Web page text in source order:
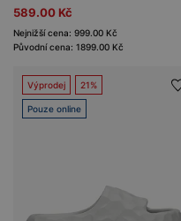
589.00 Kč
Nejnižší cena: 999.00 Kč
Původní cena: 1899.00 Kč
Výprodej 21%
Pouze online